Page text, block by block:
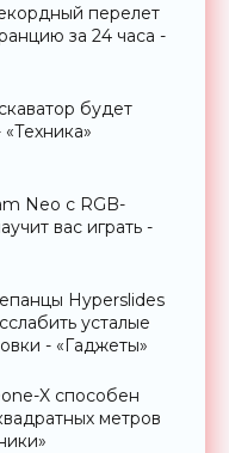
перелет
за 24 часа -
будет
Neo с RGB-
вас играть -
Hyperslides
усталые
- «Гаджеты»
X способен
метров